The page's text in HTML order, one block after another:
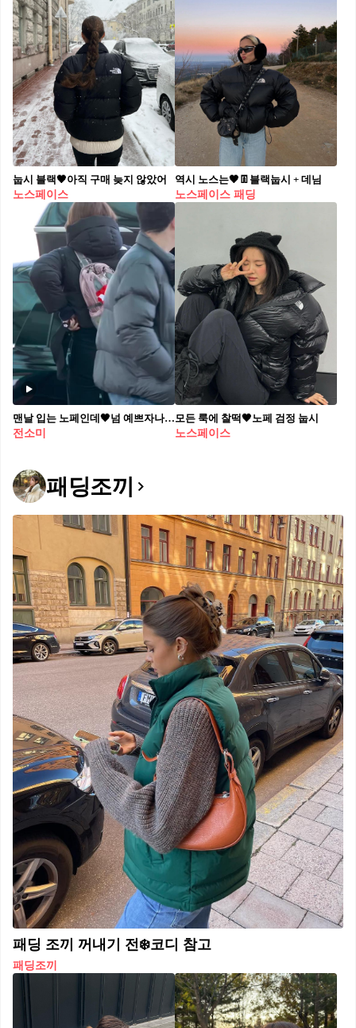
눕시 블랙🖤아직 구매 늦지 않았어
노스페이스
역시 노스는🖤👖블랙눕시 + 데님
노스페이스 패딩
맨날 입는 노페인데🖤넘 예쁘자나 전소미 노페 공항패션, 패딩부츠에 슬랙스 등장?!🎿✈️
전소미
모든 룩에 찰떡🖤노페 검정 눕시
노스페이스
패딩조끼
패딩 조끼 꺼내기 전❄️코디 참고
패딩조끼